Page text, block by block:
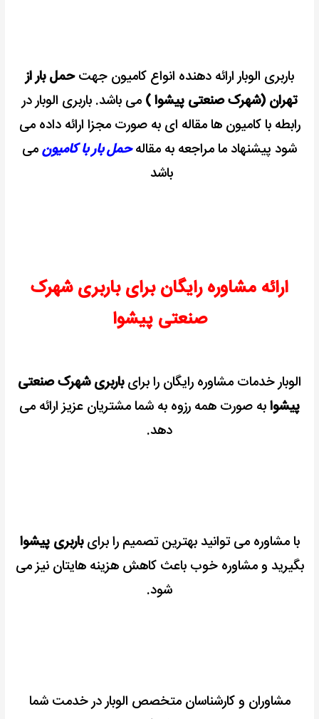
باربری الوبار ارائه دهنده انواع کامیون جهتحمل بار از
تهران (شهرک صنعتی پیشوا ) می باشد. باربری الوبار در
رابطه با کامیون ها مقاله ای به صورت مجزا ارائه داده می
شود پیشنهاد ما مراجعه به مقاله حمل بار با کامیونمی
باشد
ارائه مشاوره رایگان برای باربری شهرک
صنعتی پیشوا
الوبار خدمات مشاوره رایگان را برایباربری شهرک صنعتی
پیشوابه صورت همه رزوه به شما مشتریان عزیز ارائه می
دهد.
با مشاوره می توانید بهترین تصمیم را برایباربری پیشوا
بگیرید و مشاوره خوب باعث کاهش هزینه هایتان نیز می
شود.
مشاوران و کارشناسان متخصص الوبار در خدمت شما